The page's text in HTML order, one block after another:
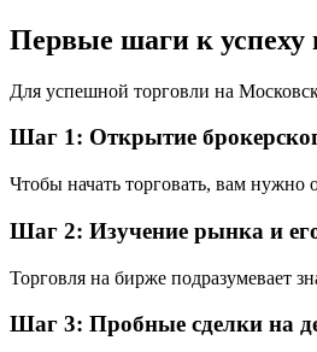
Первые шаги к успеху
Для успешной торговли на
Шаг 1: Открытие
Чтобы начать торговать, вам нужно
Шаг 2: Изучение рынка и
Торговля на бирже подразумевает
Шаг 3: Пробные сделки на